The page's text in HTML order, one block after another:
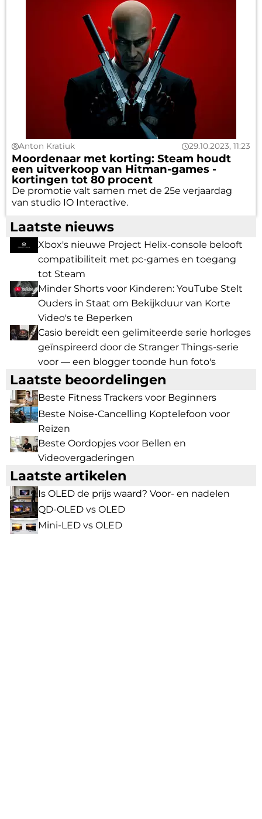
Anton Kratiuk 29.10.2023, 11:23
Moordenaar met korting: Steam houdt
een uitverkoop van Hitman-games -
kortingen tot 80 procent
De promotie valt samen met de 25e verjaardag
van studio IO Interactive.
Laatste nieuws
Xbox's nieuwe Project Helix-console belooft
compatibiliteit met pc-games en toegang
tot Steam
Minder Shorts voor Kinderen: YouTube Stelt
Ouders in Staat om Bekijkduur van Korte
Video's te Beperken
Casio bereidt een gelimiteerde serie horloges
geïnspireerd door de Stranger Things-serie
voor — een blogger toonde hun foto's
Laatste beoordelingen
Beste Fitness Trackers voor Beginners
Beste Noise-Cancelling Koptelefoon voor
Reizen
Beste Oordopjes voor Bellen en
Videovergaderingen
Laatste artikelen
Is OLED de prijs waard? Voor- en nadelen
QD-OLED vs OLED
Mini-LED vs OLED